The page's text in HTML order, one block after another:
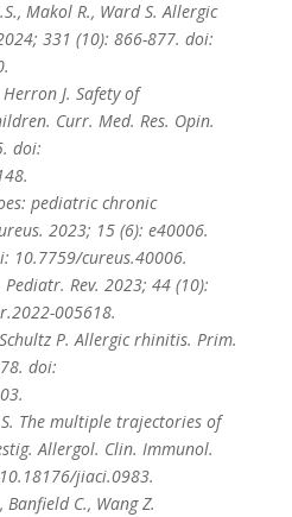
Makol R., Ward S. Allergic
331 (10): 866-877. doi:
J. Safety of
Curr. Med. Res. Opin.
doi:
pediatric chronic
2023; 15 (6): e40006.
10.7759/cureus.40006.
Rev. 2023; 44 (10):
005618.
Schultz P. Allergic rhinitis. Prim.
doi:
The multiple trajectories of
Allergol. Clin. Immunol.
jiaci.0983.
C., Wang Z.